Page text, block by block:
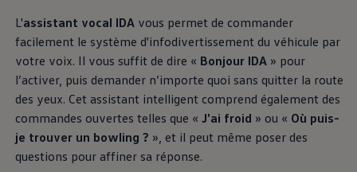
Garantie et entretien de la batterie
Nos simulateurs
Simulateur de coût de recharge
Simulateur d'autonomie
Simulateur de temps de recharge
-> Batterie et sécurité
-> SWIO - The Energy Company
Propriétaires et Service
myVolkswagen
Aide sur les applis et les services numériques
Navigation Map Update
L'assistant vocal IDAvous permet de commander
facilement le système d'infodivertissement du véhicule par
votre voix. Il vous suffit de dire « Bonjour IDA» pour
l’activer, puis demander n’importe quoi sans quitter la route
des yeux. Cet assistant intelligent comprend également des
commandes ouvertes telles que « J'ai froid » ou « Où puis-
je trouver un bowling ? », et il peut même poser des
questions pour affiner sa réponse.